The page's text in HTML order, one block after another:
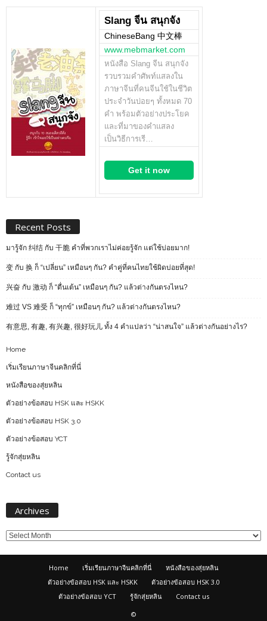
Slang จีน สนุกจัง
ChineseBang 中文棒
www.mebmarket.com
หนังสือ Slang จีน สนุกจัง
รวบรวมคำศัพท์แสลงใน
ภาษาจีนที่คนจีนใช้ในชีวิต
ประจำวันบ่อยๆ ทั้งหมด 70
คำ พร้อมตัวอย่างประโยค
และที่มาของคำแสลง
เป็นวิธีการเรี…
Get it now
Recent Posts
มารู้จัก 纠结 กับ 干脆 คำที่พวกเราไม่ค่อยรู้จัก แต่ใช้บ่อยมาก!
变 กับ 换 ก็ “เปลี่ยน” เหมือนๆ กัน? คำคู่ที่คนไทยใช้ผิดบ่อยที่สุด!
兴奋 กับ 激动 ก็ “ตื่นเต้น” เหมือนๆ กัน? แล้วต่างกันตรงไหน?
难过 VS 难受 ก็ “ทุกข์” เหมือนๆ กัน? แล้วต่างกันตรงไหน?
有意思, 有趣, 有兴趣, 很好玩儿 ทั้ง 4 คำแปลว่า “น่าสนใจ” แล้วต่างกันอย่างไร?
Home
เริ่มเรียนภาษาจีนคลิกที่นี่
หนังสือของสุ่ยหลิน
ตัวอย่างข้อสอบ HSK และ HSKK
ตัวอย่างข้อสอบ HSK 3.0
ตัวอย่างข้อสอบ YCT
รู้จักสุ่ยหลิน
Contact us
Archives
Home เริ่มเรียนภาษาจีนคลิกที่นี่
หนังสือของสุ่ยหลิน
ตัวอย่างข้อสอบ HSK และ HSKK
ตัวอย่างข้อสอบ HSK 3.0
ตัวอย่างข้อสอบ YCT
รู้จักสุ่ยหลิน
Contact us
©